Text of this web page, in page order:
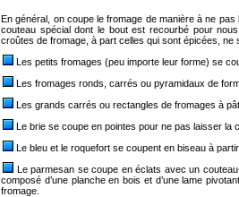
En général, on coupe le fromage de manière à ne
couteau spécial dont le bout est recourbé pour
croûtes de fromage, à part celles qui sont épicées,
Les petits fromages (peu importe leur forme) se
Les fromages ronds, carrés ou pyramidaux de
Les grands carrés ou rectangles de fromages à
Le brie se coupe en pointes pour ne pas laisser la
Le bleu et le roquefort se coupent en biseau à
Le parmesan se coupe en éclats avec un
composé d’une planche en bois et d’une lame
fromage.